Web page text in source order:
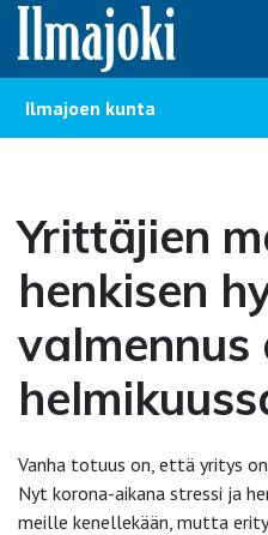
Hyppää sisältöön
Ilmajoen kunta
Yrittäjien
henkisen
valmennus
Vanha totuus on, että yritys
Nyt korona-aikana stressi ja
meille kenellekään, mutta